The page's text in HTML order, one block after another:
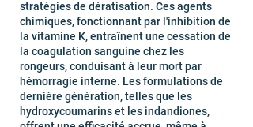
stratégies de dératisation. Ces agents
chimiques, fonctionnant par l'inhibition de
la vitamine K, entraînent une cessation de
la coagulation sanguine chez les
rongeurs, conduisant à leur mort par
hémorragie interne. Les formulations de
dernière génération, telles que les
hydroxycoumarins et les indandiones,